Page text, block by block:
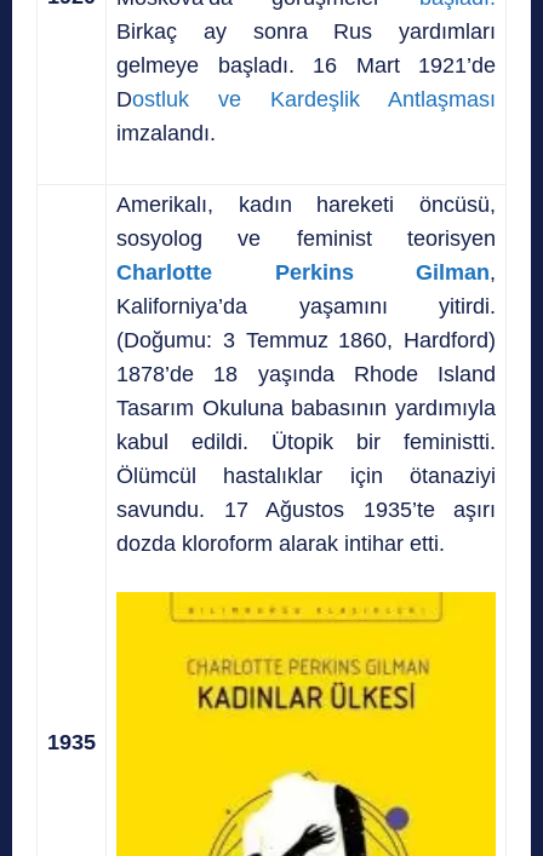
Birkaç ay sonra Rus yardımları
gelmeye başladı. 16 Mart 1921’de
Dostluk ve Kardeşlik Antlaşması
imzalandı.
1935
Amerikalı, kadın hareketi öncüsü,
sosyolog ve feminist teorisyen
Charlotte Perkins Gilman,
Kaliforniya’da yaşamını yitirdi.
(Doğumu: 3 Temmuz 1860, Hardford)
1878’de 18 yaşında Rhode Island
Tasarım Okuluna babasının yardımıyla
kabul edildi. Ütopik bir feministti.
Ölümcül hastalıklar için ötanaziyi
savundu. 17 Ağustos 1935’te aşırı
dozda kloroform alarak intihar etti.